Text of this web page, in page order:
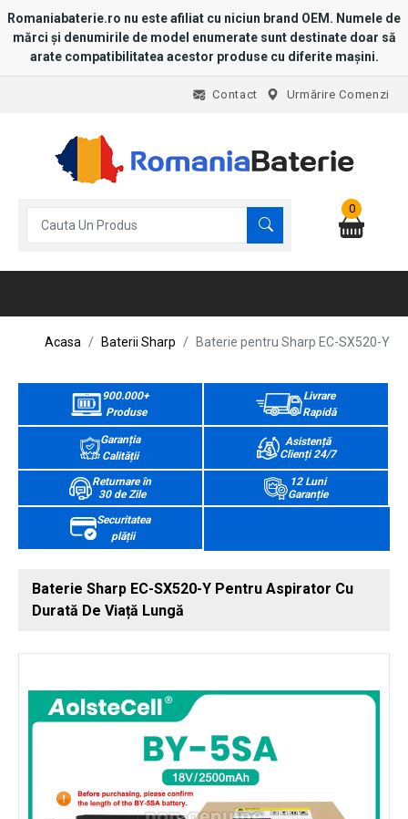
Romaniabaterie.ro nu este afiliat cu niciun brand OEM. Numele de
mărci și denumirile de model enumerate sunt destinate doar să
arate compatibilitatea acestor produse cu diferite mașini.
Urmărire Comenzi
Contact
0
Acasa Baterii Sharp Baterie pentru Sharp EC-SX520-Y
900.000+
Produse
Livrare
Rapidă
Garanția
Calității
Asistență
Clienți 24/7
Returnare în
30 de Zile
12 Luni
Garanție
Securitatea
plății
Baterie Sharp EC-SX520-Y Pentru Aspirator Cu
Durată De Viață Lungă